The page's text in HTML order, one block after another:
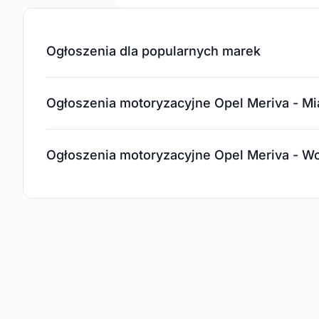
Ogłoszenia dla popularnych marek
Ogłoszenia motoryzacyjne Opel Meriva -
Ogłoszenia motoryzacyjne Opel Meriva -